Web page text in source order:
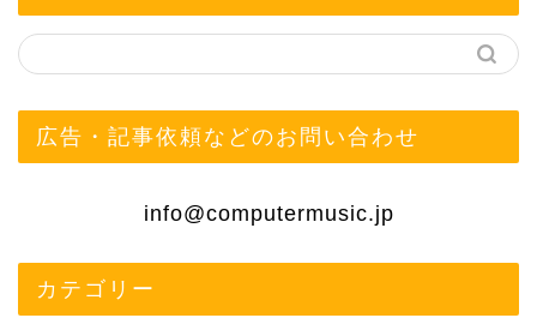
広告・記事依頼などのお問い合わせ
info@computermusic.jp
カテゴリー